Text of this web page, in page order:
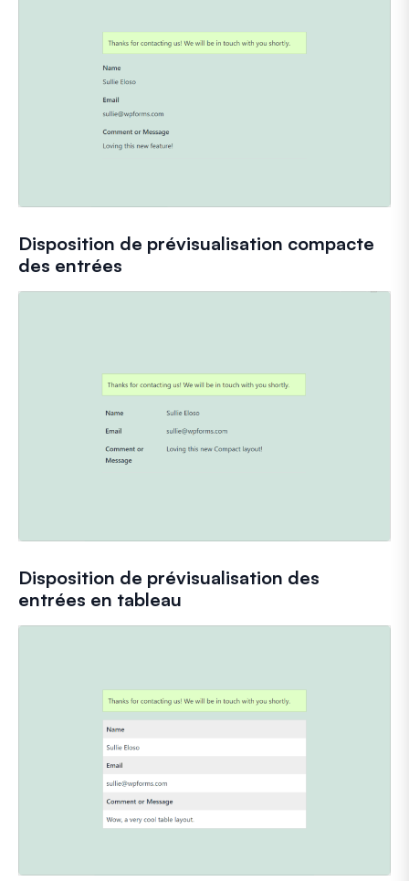
Disposition de prévisualisation compacte
des entrées
Disposition de prévisualisation des
entrées en tableau